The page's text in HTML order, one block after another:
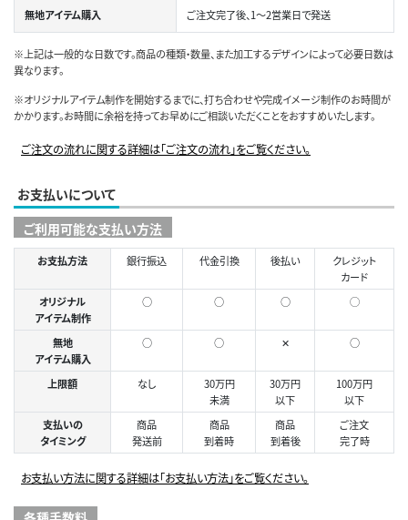
無地アイテム購入 ご注文完了後、1～2営業日で発送
※上記は一般的な日数です。商品の種類・数量、また加工するデザインによって必要日数は
異なります。
※オリジナルアイテム制作を開始するまでに、打ち合わせや完成イメージ制作のお時間が
かかります。お時間に余裕を持ってお早めにご相談いただくことをおすすめいたします。
ご注文の流れに関する詳細は「ご注文の流れ」をご覧ください。
お支払いについて
ご利用可能な支払い方法
お支払方法 銀行振込 代金引換 後払い
クレジット
カード
オリジナル
アイテム制作
○ ○ ○ ◯
無地
アイテム購入
○ ○ ✕ ○
上限額 なし
30万円
未満
30万円
以下
100万円
以下
支払いの
タイミング
商品
発送前
商品
到着時
商品
到着後
ご注文
完了時
お支払い方法に関する詳細は「お支払い方法」をご覧ください。